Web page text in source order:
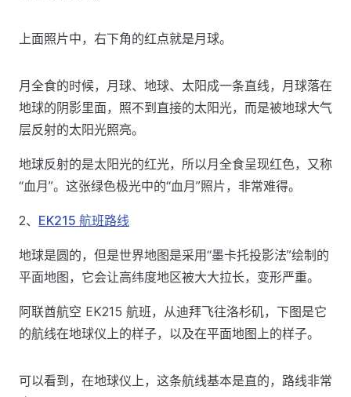
上面照片中，右下角的红点就是月球。
月全食的时候，月球、地球、太阳成一条直线，月球落在
地球的阴影里面，照不到直接的太阳光，而是被地球大气
层反射的太阳光照亮。
地球反射的是太阳光的红光，所以月全食呈现红色，又称
“血月”。这张绿色极光中的“血月”照片，非常难得。
2、 EK215 航班路线
地球是圆的，但是世界地图是采用“墨卡托投影法”绘制的
平面地图，它会让高纬度地区被大大拉长，变形严重。
阿联酋航空 EK215 航班，从迪拜飞往洛杉矶，下图是它
的航线在地球仪上的样子，以及在平面地图上的样子。
可以看到，在地球仪上，这条航线基本是直的，路线非常